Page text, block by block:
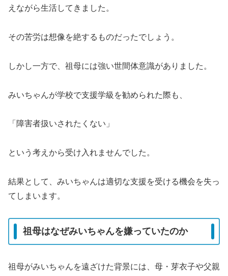
えながら生活してきました。
その苦労は想像を絶するものだったでしょう。
しかし一方で、祖母には強い世間体意識がありました。
みいちゃんが学校で支援学級を勧められた際も、
「障害者扱いされたくない」
という考えから受け入れませんでした。
結果として、みいちゃんは適切な支援を受ける機会を失っ
てしまいます。
祖母はなぜみいちゃんを嫌っていたのか
祖母がみいちゃんを遠ざけた背景には、母・芽衣子や父親